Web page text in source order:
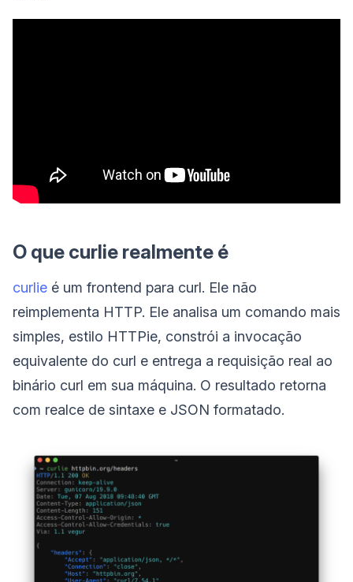
O que curlie realmente é
curlie é um frontend para curl. Ele não
reimplementa HTTP. Ele analisa um comando mais
simples, estilo HTTPie, constrói a invocação
equivalente do curl e entrega a requisição real ao
binário curl em sua máquina. O resultado retorna
com realce de sintaxe e JSON formatado.